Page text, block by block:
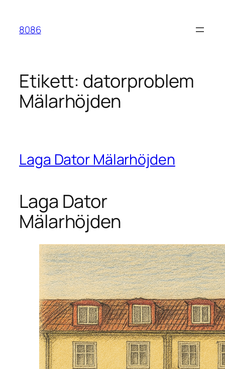
innehåll
8086
Etikett: datorproblem
Mälarhöjden
Laga Dator Mälarhöjden
Laga Dator
Mälarhöjden